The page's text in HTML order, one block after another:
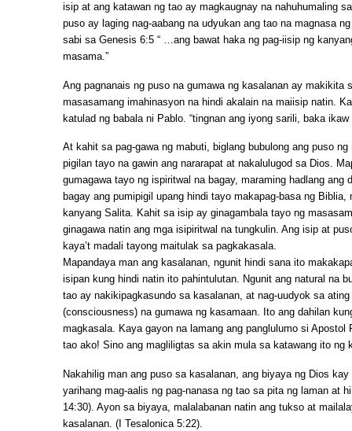
isip at ang katawan ng tao ay magkaugnay na nahuhumaling
puso ay laging nag-aabang na udyukan ang tao na magnasa
sabi sa Genesis 6:5 “ …ang bawat haka ng pag-iisip ng
masama.”
Ang pagnanais ng puso na gumawa ng kasalanan ay makikita
masasamang imahinasyon na hindi akalain na maiisip natin.
katulad ng babala ni Pablo. “tingnan ang iyong sarili, baka
At kahit sa pag-gawa ng mabuti, biglang bubulong ang puso
pigilan tayo na gawin ang nararapat at nakalulugod sa Dios.
gumagawa tayo ng ispiritwal na bagay, maraming hadlang ang
bagay ang pumipigil upang hindi tayo makapag-basa ng Biblia,
kanyang Salita. Kahit sa isip ay ginagambala tayo ng
ginagawa natin ang mga isipiritwal na tungkulin. Ang isip at
kaya’t madali tayong maitulak sa pagkakasala.
Mapandaya man ang kasalanan, ngunit hindi sana ito
isipan kung hindi natin ito pahintulutan. Ngunit ang natural na
tao ay nakikipagkasundo sa kasalanan, at nag-uudyok sa
(consciousness) na gumawa ng kasamaan. Ito ang dahilan
magkasala. Kaya gayon na lamang ang panglulumo si Apostol
tao ako! Sino ang magliligtas sa akin mula sa katawang ito ng
Nakahilig man ang puso sa kasalanan, ang biyaya ng Dios
yarihang mag-aalis ng pag-nanasa ng tao sa pita ng laman at
14:30). Ayon sa biyaya, malalabanan natin ang tukso at
kasalanan. (I Tesalonica 5:22).